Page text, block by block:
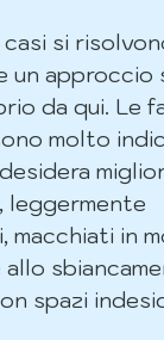
si
un approccio
da qui. Le
molto
leggermente
macchiati in
spazi